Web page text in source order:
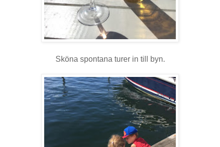
Sköna spontana turer in till byn.